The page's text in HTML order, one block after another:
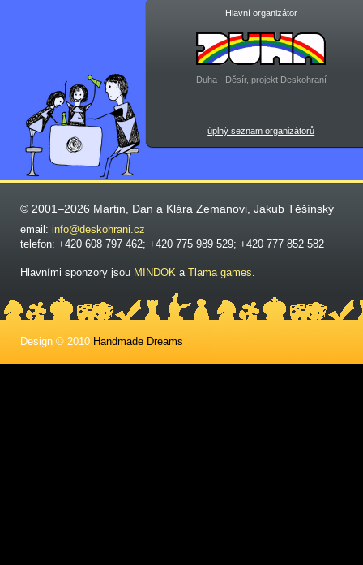
Hlavní organizátor
Duha - Děsír, projekt Deskohraní
úplný seznam organizátorů
© 2001–2026 Martin, Dan a Klára Zemanovi, Jakub Těšínský
email: info@deskohrani.cz
telefon: +420 608 797 462; +420 775 989 529; +420 777 852 582
Hlavními sponzory jsou MINDOK a Tlama games.
Design © 2010 Handmade Dreams